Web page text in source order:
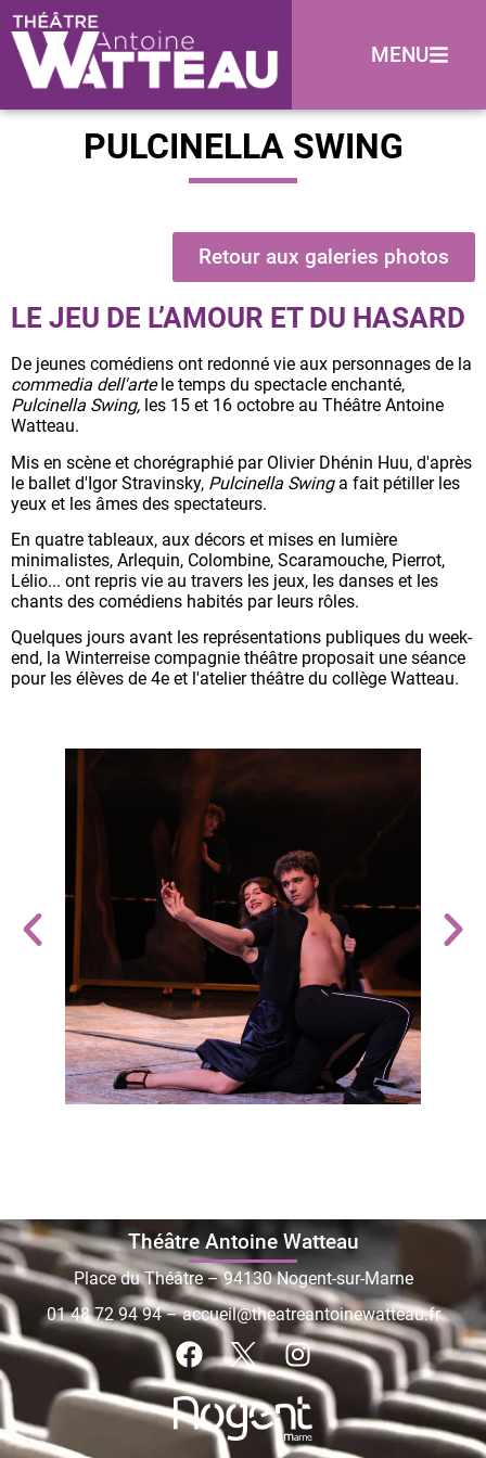
MENU
PULCINELLA SWING
Retour aux galeries photos
LE JEU DE L’AMOUR ET DU HASARD
De jeunes comédiens ont redonné vie aux personnages de la
commedia dell'artele temps du spectacle enchanté,
Pulcinella Swing, les 15 et 16 octobre au Théâtre Antoine
Watteau.
Mis en scène et chorégraphié par Olivier Dhénin Huu, d'après
le ballet d'Igor Stravinsky, Pulcinella Swinga fait pétiller les
yeux et les âmes des spectateurs.
En quatre tableaux, aux décors et mises en lumière
minimalistes, Arlequin, Colombine, Scaramouche, Pierrot,
Lélio... ont repris vie au travers les jeux, les danses et les
chants des comédiens habités par leurs rôles.
Quelques jours avant les représentations publiques du week-
end, la Winterreise compagnie théâtre proposait une séance
pour les élèves de 4e et l'atelier théâtre du collège Watteau.
Théâtre Antoine Watteau
Place du Théâtre – 94130 Nogent-sur-Marne
01 48 72 94 94–accueil@theatreantoinewatteau.fr